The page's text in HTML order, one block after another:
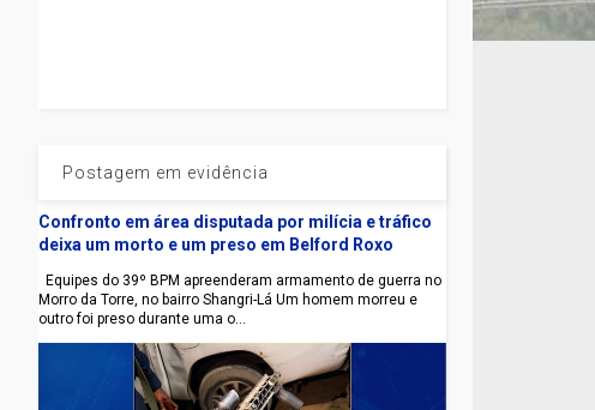
Postagem em evidência
Confronto em área disputada por milícia e tráfico
deixa um morto e um preso em Belford Roxo
Equipes do 39º BPM apreenderam armamento de guerra no
Morro da Torre, no bairro Shangri-Lá Um homem morreu e
outro foi preso durante uma o...